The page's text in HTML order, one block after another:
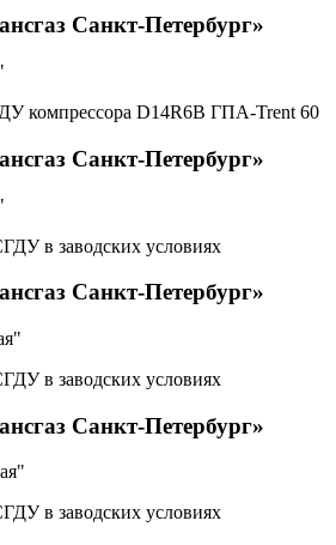
Санкт-Петербург»
компрессора D14R6B ГПА-Trent 60
Санкт-Петербург»
в заводских условиях
Санкт-Петербург»
в заводских условиях
Санкт-Петербург»
в заводских условиях